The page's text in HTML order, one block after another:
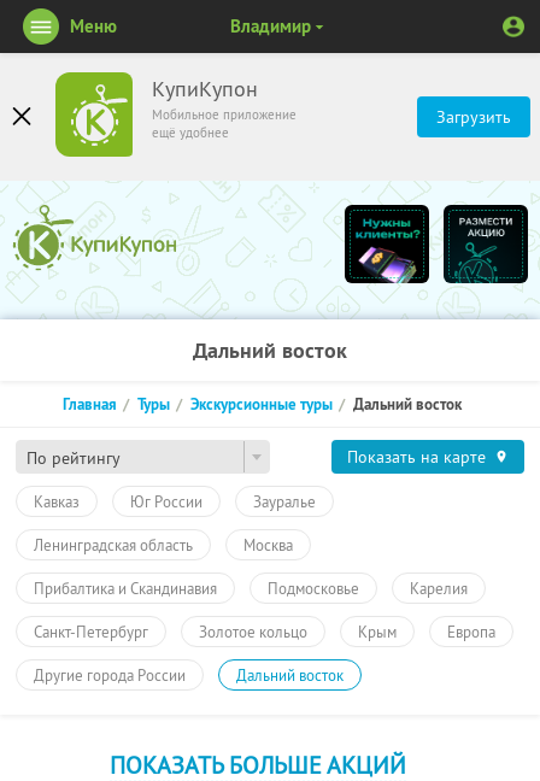
КупиКупон
Мобильное приложение
ещё удобнее
Загрузить
Меню Владимир
Дальний восток
По рейтингу
Главная Туры Экскурсионные туры Дальний восток
Показать на карте
Кавказ Юг России Зауралье
Ленинградская область Москва
Прибалтика и Скандинавия Подмосковье Карелия
Санкт-Петербург Золотое кольцо Крым Европа
Другие города России Дальний восток
ПОКАЗАТЬ БОЛЬШЕ АКЦИЙ